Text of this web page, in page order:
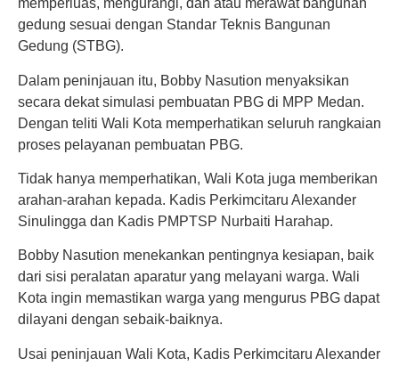
memperluas, mengurangi, dan atau merawat bangunan
gedung sesuai dengan Standar Teknis Bangunan
Gedung (STBG).
Dalam peninjauan itu, Bobby Nasution menyaksikan
secara dekat simulasi pembuatan PBG di MPP Medan.
Dengan teliti Wali Kota memperhatikan seluruh rangkaian
proses pelayanan pembuatan PBG.
Tidak hanya memperhatikan, Wali Kota juga memberikan
arahan-arahan kepada. Kadis Perkimcitaru Alexander
Sinulingga dan Kadis PMPTSP Nurbaiti Harahap.
Bobby Nasution menekankan pentingnya kesiapan, baik
dari sisi peralatan aparatur yang melayani warga. Wali
Kota ingin memastikan warga yang mengurus PBG dapat
dilayani dengan sebaik-baiknya.
Usai peninjauan Wali Kota, Kadis Perkimcitaru Alexander